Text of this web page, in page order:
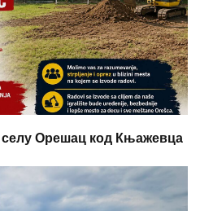
селу Орешац код Књажевца